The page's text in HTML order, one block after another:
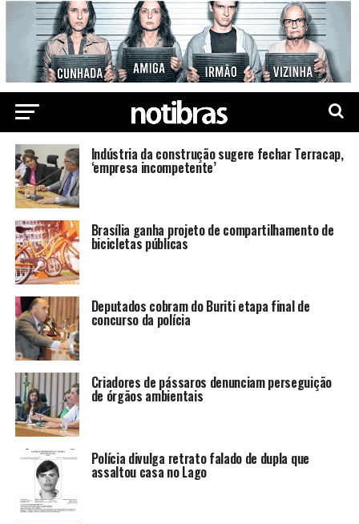
Indústria da construção sugere fechar Terracap,
‘empresa incompetente’
Brasília ganha projeto de compartilhamento de
bicicletas públicas
Deputados cobram do Buriti etapa final de
concurso da polícia
Criadores de pássaros denunciam perseguição
de órgãos ambientais
Polícia divulga retrato falado de dupla que
assaltou casa no Lago